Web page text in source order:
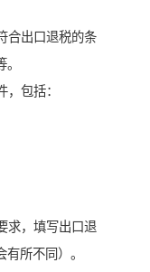
合出口退税的条
包括：
求，填写出口退
所不同）。